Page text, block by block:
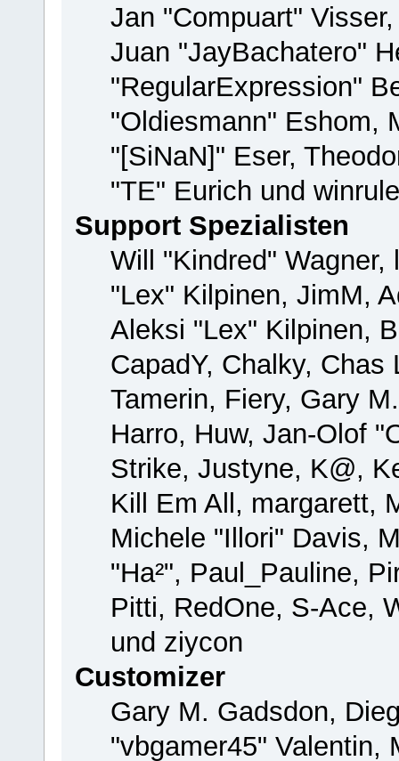
Jan "Compuart"
Juan "JayBachatero"
"RegularExpression"
"Oldiesmann" Eshom,
"[SiNaN]" Eser,
"TE" Eurich und
Support Spezialisten
Will "Kindred"
"Lex" Kilpinen, JimM,
Aleksi "Lex" Kilpinen,
CapadY, Chalky,
Tamerin, Fiery, Gary
Harro, Huw, Jan-Olof
Strike, Justyne, K@,
Kill Em All, margarett,
Michele "Illori" Davis,
"Ha²", Paul_Pauline,
Pitti, RedOne, S-Ace,
und ziycon
Customizer
Gary M. Gadsdon,
"vbgamer45"